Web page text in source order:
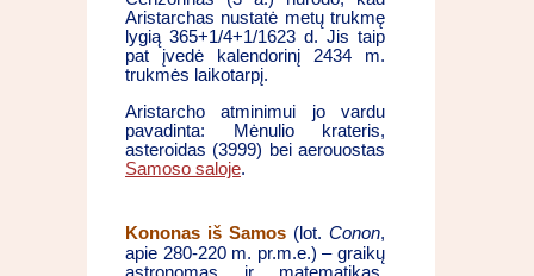
Aristarchas nustatė metų trukmę
lygią 365+1/4+1/1623 d. Jis taip
pat įvedė kalendorinį 2434 m.
trukmės laikotarpį.
Aristarcho atminimui jo vardu
pavadinta: Mėnulio krateris,
asteroidas (3999) bei aerouostas
Samoso saloje.
Kononas iš Samos (lot. Conon,
apie 280-220 m. pr.m.e.) – graikų